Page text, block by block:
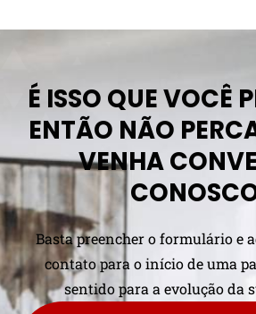
É ISSO QUE VOCÊ
ENTÃO NÃO
VENHA
Basta preencher o formulário e
contato para o início de uma
sentido para a evolução da